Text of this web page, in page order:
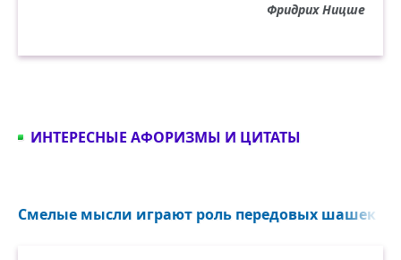
Фридрих Ницше
ИНТЕРЕСНЫЕ АФОРИЗМЫ И ЦИТАТЫ
Смелые мысли играют роль передовых шашек в